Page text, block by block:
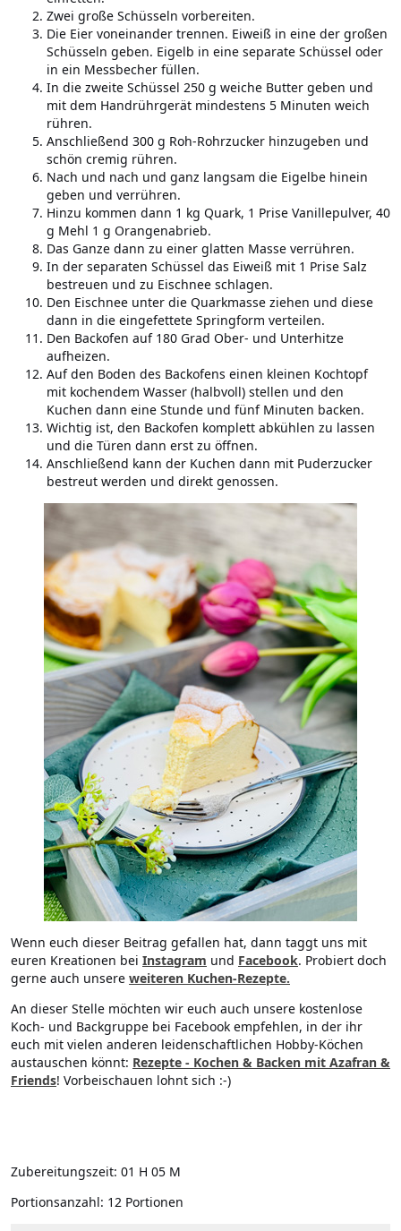
Zwei große Schüsseln vorbereiten.
Die Eier voneinander trennen. Eiweiß in eine der großen
Schüsseln geben. Eigelb in eine separate Schüssel oder
in ein Messbecher füllen.
In die zweite Schüssel 250 g weiche Butter geben und
mit dem Handrührgerät mindestens 5 Minuten weich
rühren.
Anschließend 300 g Roh-Rohrzucker hinzugeben und
schön cremig rühren.
Nach und nach und ganz langsam die Eigelbe hinein
geben und verrühren.
Hinzu kommen dann 1 kg Quark, 1 Prise Vanillepulver, 40
g Mehl 1 g Orangenabrieb.
Das Ganze dann zu einer glatten Masse verrühren.
In der separaten Schüssel das Eiweiß mit 1 Prise Salz
bestreuen und zu Eischnee schlagen.
Den Eischnee unter die Quarkmasse ziehen und diese
dann in die eingefettete Springform verteilen.
Den Backofen auf 180 Grad Ober- und Unterhitze
aufheizen.
Auf den Boden des Backofens einen kleinen Kochtopf
mit kochendem Wasser (halbvoll) stellen und den
Kuchen dann eine Stunde und fünf Minuten backen.
Wichtig ist, den Backofen komplett abkühlen zu lassen
und die Türen dann erst zu öffnen.
Anschließend kann der Kuchen dann mit Puderzucker
bestreut werden und direkt genossen.
Wenn euch dieser Beitrag gefallen hat, dann taggt uns mit
euren Kreationen bei Instagram und Facebook. Probiert doch
gerne auch unsere weiteren Kuchen-Rezepte.
An dieser Stelle möchten wir euch auch unsere kostenlose
Koch- und Backgruppe bei Facebook empfehlen, in der ihr
euch mit vielen anderen leidenschaftlichen Hobby-Köchen
austauschen könnt: Rezepte - Kochen & Backen mit Azafran &
Friends! Vorbeischauen lohnt sich :-)
Zubereitungszeit: 01 H 05 M
Portionsanzahl: 12 Portionen